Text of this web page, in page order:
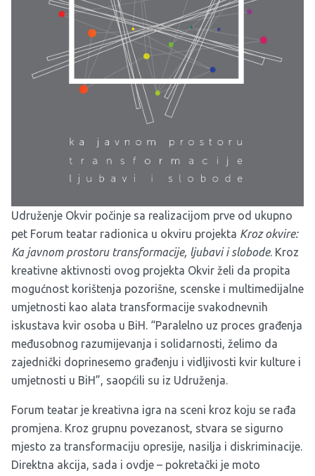
Udruženje Okvir počinje sa realizacijom prve od ukupno
pet Forum teatar radionica u okviru projekta Kroz okvire:
Ka javnom prostoru transformacije, ljubavi i slobode. Kroz
kreativne aktivnosti ovog projekta Okvir želi da propita
mogućnost korištenja pozorišne, scenske i multimedijalne
umjetnosti kao alata transformacije svakodnevnih
iskustava kvir osoba u BiH. “Paralelno uz proces građenja
međusobnog razumijevanja i solidarnosti, želimo da
zajednički doprinesemo građenju i vidljivosti kvir kulture i
umjetnosti u BiH”, saopćili su iz Udruženja.
Forum teatar je kreativna igra na sceni kroz koju se rađa
promjena. Kroz grupnu povezanost, stvara se sigurno
mjesto za transformaciju opresije, nasilja i diskriminacije.
Direktna akcija, sada i ovdje – pokretački je moto